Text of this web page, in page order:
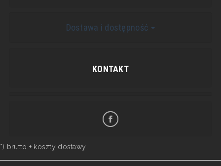
Dostawa i dostępność
KONTAKT
*) brutto + koszty dostawy